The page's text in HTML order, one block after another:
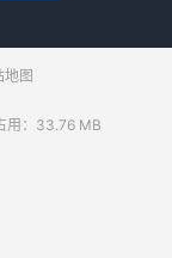
地图
用：33.76 MB